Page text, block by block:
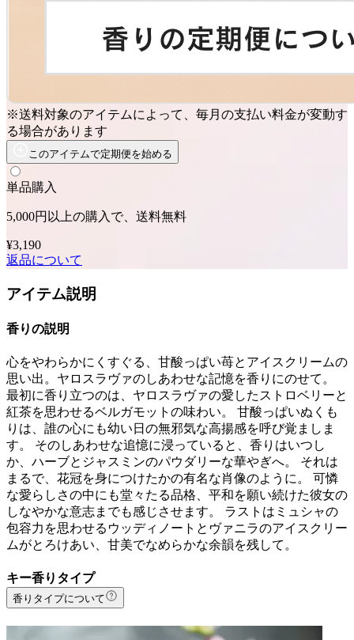
※送料対象のアイテムによって、毎月の支払い料金が変動す
る場合があります
このアイテムで定期便を始める
単品購入
5,000円以上の購入で、送料無料
¥3,190
返品について
アイテム説明
香りの説明
心をやわらかにくすぐる、甘酸っぱい苺とアイスクリームの
思い出。ヤロスラヴァのしあわせな記憶を香りにのせて。
最初に香り立つのは、ヤロスラヴァの愛したストロベリーと
紅茶を思わせるベルガモットの味わい。 甘酸っぱいぬくも
りは、誰の心にも幼い日の無邪気な高揚感を呼び覚ましま
す。 そのしあわせな追憶に浸っていると、香りはいつし
か、ハーブとジャスミンのパウダリーな華やぎへ。 それは
まるで、花冠を身につけたかの有名な肖像のように。 可憐
な愛らしさの中にも堂々たる品格、平和を願い続けた彼女の
しなやかな意志までも感じさせます。 ラストはミュシャの
包容力を思わせるウッディノートとヴァニラのアイスクリー
ムがとろけあい、甘美でなめらかな余韻を残して。
キー香りタイプ
香りタイプについて